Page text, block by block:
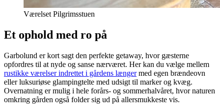
Værelset Pilgrimsstuen
Et ophold med ro på
Garbolund er kort sagt den perfekte getaway, hvor gæsterne
opfordres til at nyde og sanse nærværet. Her kan du vælge mellem
rustikke værelser indrettet i gårdens længermed egen brændeovn
eller luksuriøse glampingtelte med udsigt til marker og kvæg.
Overnatning er mulig i hele forårs- og sommerhalvåret, hvor naturen
omkring gården også folder sig ud på allersmukkeste vis.